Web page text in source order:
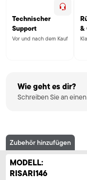
Technischer
Support
Vor und nach dem Kauf
&
Wie geht es dir?
Schreiben Sie an
Zubehör hinzufügen
MODELL:
RISARI146